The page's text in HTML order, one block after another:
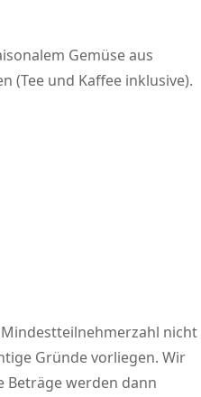
Gemüse aus
(Tee und Kaffee inklusive).
nicht
Gründe vorliegen. Wir
werden dann